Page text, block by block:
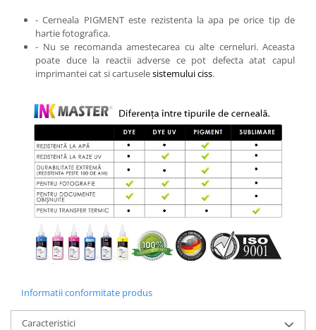
- Cerneala PIGMENT este rezistenta la apa pe orice tip de
hartie fotografica.
- Nu se recomanda amestecarea cu alte cerneluri. Aceasta
poate duce la reactii adverse ce pot defecta atat capul
imprimantei cat si cartuselesistemului ciss.
Informatii conformitate produs
Caracteristici